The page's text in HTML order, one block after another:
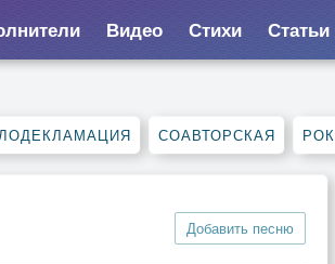
Видео Стихи Статьи
СОАВТОРСКАЯ РОК
Добавить песню